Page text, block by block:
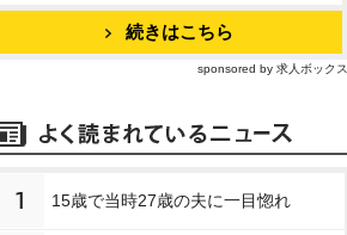
続きはこちら
sponsored by 求人ボックス
1 15歳で当時27歳の夫に一目惚れ